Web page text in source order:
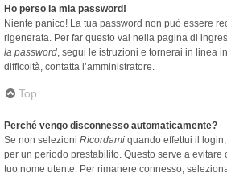
Ho perso la mia password!
Niente panico! La tua password non può essere
rigenerata. Per far questo vai nella pagina di
la password, segui le istruzioni e tornerai in linea
difficoltà, contatta l’amministratore.
Top
Perché vengo disconnesso automaticamente?
Se non selezioni Ricordami quando effettui il
per un periodo prestabilito. Questo serve a evitare
tuo nome utente. Per rimanere connesso,